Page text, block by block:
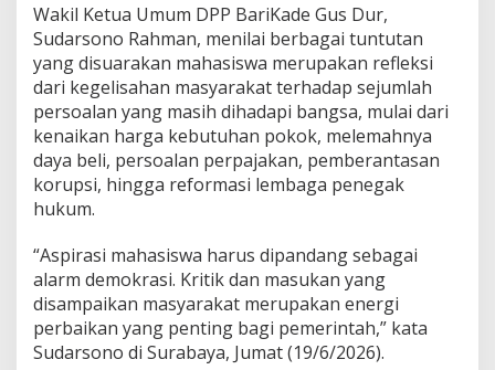
d
e
n
g
a
r
,
P
e
t
u
a
n
B
a
Wakil Ketua Umum DPP BariKade Gus Dur,
Sudarsono Rahman, menilai berbagai tuntutan
yang disuarakan mahasiswa merupakan refleksi
dari kegelisahan masyarakat terhadap sejumlah
persoalan yang masih dihadapi bangsa, mulai dari
kenaikan harga kebutuhan pokok, melemahnya
daya beli, persoalan perpajakan, pemberantasan
korupsi, hingga reformasi lembaga penegak
hukum.
“Aspirasi mahasiswa harus dipandang sebagai
alarm demokrasi. Kritik dan masukan yang
disampaikan masyarakat merupakan energi
perbaikan yang penting bagi pemerintah,” kata
Sudarsono di Surabaya, Jumat (19/6/2026).